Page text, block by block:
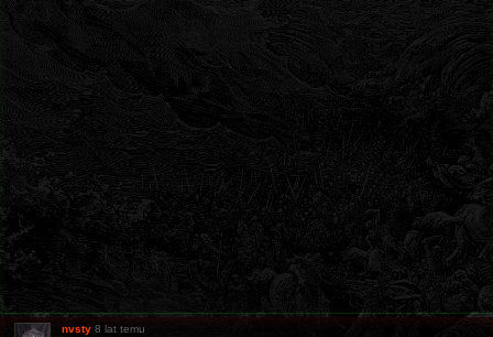
nvsty 8 lat temu